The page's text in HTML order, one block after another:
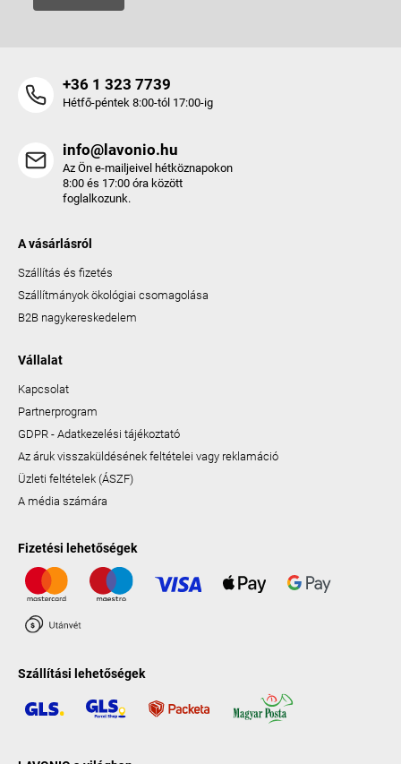
+36 1 323 7739
Hétfő-péntek 8:00-tól 17:00-ig
info@lavonio.hu
Az Ön e-mailjeivel hétköznapokon
8:00 és 17:00 óra között
foglalkozunk.
A vásárlásról
Szállítás és fizetés
Szállítmányok ökológiai csomagolása
B2B nagykereskedelem
Vállalat
Kapcsolat
Partnerprogram
GDPR - Adatkezelési tájékoztató
Az áruk visszaküldésének feltételei vagy reklamáció
Üzleti feltételek (ÁSZF)
A média számára
Fizetési lehetőségek
Szállítási lehetőségek